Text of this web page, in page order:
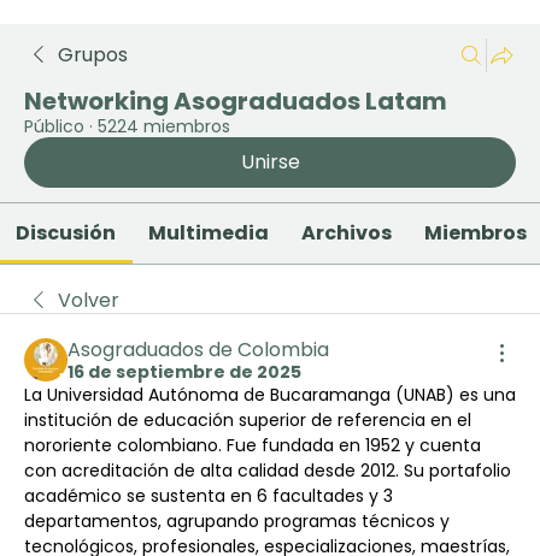
Grupos
Networking Asograduados Latam
Público · 5224 miembros
Unirse
Discusión Multimedia Archivos Miembros
Volver
Asograduados de Colombia
16 de septiembre de 2025
La Universidad Autónoma de Bucaramanga (UNAB) es una
institución de educación superior de referencia en el
nororiente colombiano. Fue fundada en 1952 y cuenta
con acreditación de alta calidad desde 2012. Su portafolio
académico se sustenta en 6 facultades y 3
departamentos, agrupando programas técnicos y
tecnológicos, profesionales, especializaciones, maestrías,